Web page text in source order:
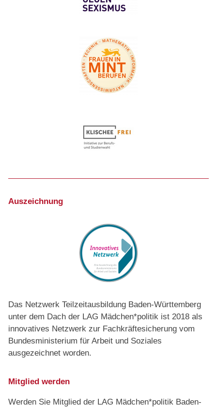
Auszeichnung
Das Netzwerk Teilzeitausbildung Baden-Württemberg
unter dem Dach der LAG Mädchen*politik ist 2018 als
innovatives Netzwerk zur Fachkräftesicherung vom
Bundesministerium für Arbeit und Soziales
ausgezeichnet worden.
Mitglied werden
Werden Sie Mitglied der LAG Mädchen*politik Baden-